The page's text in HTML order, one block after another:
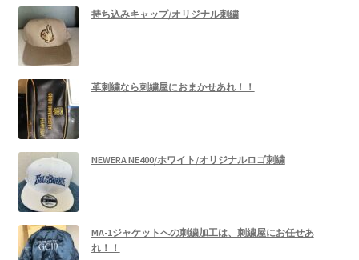
持ち込みキャップ/オリジナル刺繍
革刺繍なら刺繍屋におまかせあれ！！
NEWERA NE400/ホワイト/オリジナルロゴ刺繍
MA-1ジャケットへの刺繍加工は、刺繍屋にお任せあ
れ！！